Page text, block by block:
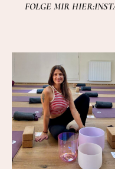
FOLGE MIR HIER: